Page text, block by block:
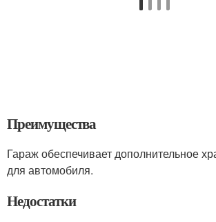
Преимущества
Гараж обеспечивает дополнительное
для автомобиля.
Недостатки